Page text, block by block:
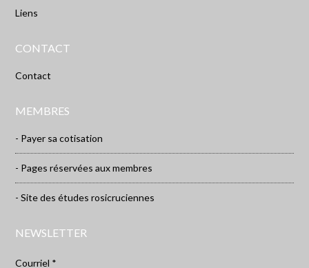
Liens
CONTACT
Contact
MEMBRES
- Payer sa cotisation
- Pages réservées aux membres
- Site des études rosicruciennes
NEWSLETTER
Courriel *